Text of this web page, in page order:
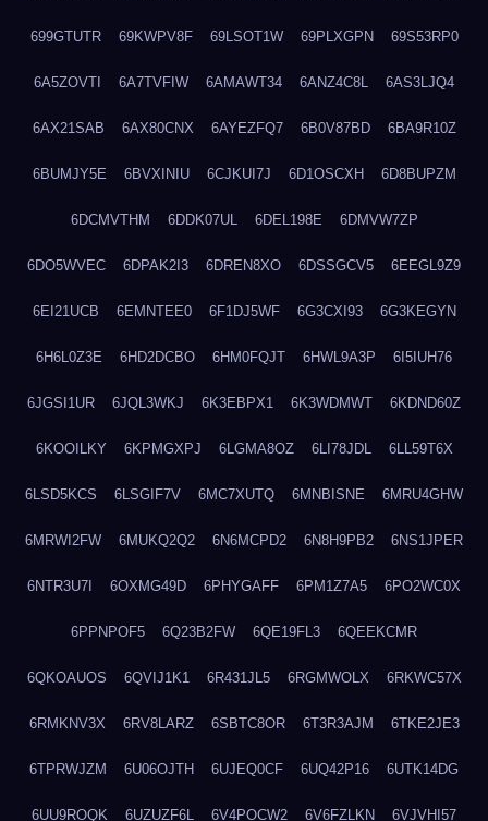
699GTUTR 69KWPV8F 69LSOT1W 69PLXGPN 69S53RP0
6A5ZOVTI 6A7TVFIW 6AMAWT34 6ANZ4C8L 6AS3LJQ4
6AX21SAB 6AX80CNX 6AYEZFQ7 6B0V87BD 6BA9R10Z
6BUMJY5E 6BVXINIU 6CJKUI7J 6D1OSCXH 6D8BUPZM
6DCMVTHM 6DDK07UL 6DEL198E 6DMVW7ZP
6DO5WVEC 6DPAK2I3 6DREN8XO 6DSSGCV5 6EEGL9Z9
6EI21UCB 6EMNTEE0 6F1DJ5WF 6G3CXI93 6G3KEGYN
6H6L0Z3E 6HD2DCBO 6HM0FQJT 6HWL9A3P 6I5IUH76
6JGSI1UR 6JQL3WKJ 6K3EBPX1 6K3WDMWT 6KDND60Z
6KOOILKY 6KPMGXPJ 6LGMA8OZ 6LI78JDL 6LL59T6X
6LSD5KCS 6LSGIF7V 6MC7XUTQ 6MNBISNE 6MRU4GHW
6MRWI2FW 6MUKQ2Q2 6N6MCPD2 6N8H9PB2 6NS1JPER
6NTR3U7I 6OXMG49D 6PHYGAFF 6PM1Z7A5 6PO2WC0X
6PPNPOF5 6Q23B2FW 6QE19FL3 6QEEKCMR
6QKOAUOS 6QVIJ1K1 6R431JL5 6RGMWOLX 6RKWC57X
6RMKNV3X 6RV8LARZ 6SBTC8OR 6T3R3AJM 6TKE2JE3
6TPRWJZM 6U06OJTH 6UJEQ0CF 6UQ42P16 6UTK14DG
6UU9ROQK 6UZUZF6L 6V4POCW2 6V6FZLKN 6VJVHI57